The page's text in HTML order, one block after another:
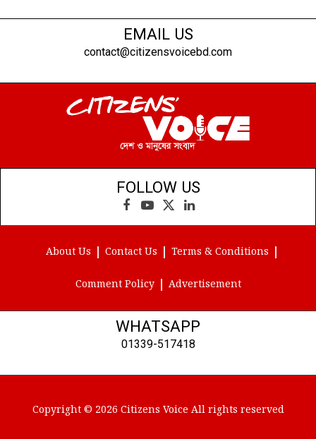
EMAIL US
contact@citizensvoicebd.com
FOLLOW US
Facebook
YouTube
X
(Twitter)
LinkedIn
About Us Contact Us Terms & Conditions
Comment Policy Advertisement
WHATSAPP
01339-517418
Copyright © 2026 Citizens Voice All rights reserved